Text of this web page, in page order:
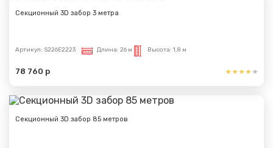
Секционный 3D забор 3 метра
Артикул: S226E2223 Длина: 26 м Высота: 1,8 м
78 760 р
Секционный 3D забор 85 метров